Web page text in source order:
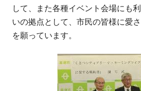
して、また各種イベント会場にも
いの拠点として、市民の皆様に愛
を願っています。